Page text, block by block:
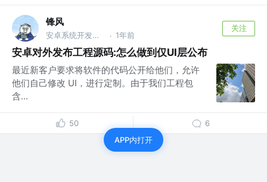
锋风
安卓系统开发，wx同名 · 1年前
关注
安卓对外发布工程源码:怎么做到仅UI层公布
最近新客户要求将软件的代码公开给他们，允许
他们自己修改 UI，进行定制。由于我们工程包
含...
50
6
APP内打开